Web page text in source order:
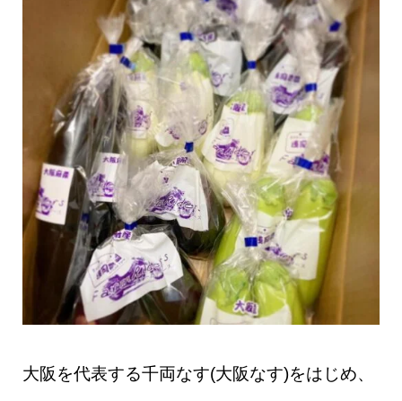
大阪を代表する千両なす(大阪なす)をはじめ、